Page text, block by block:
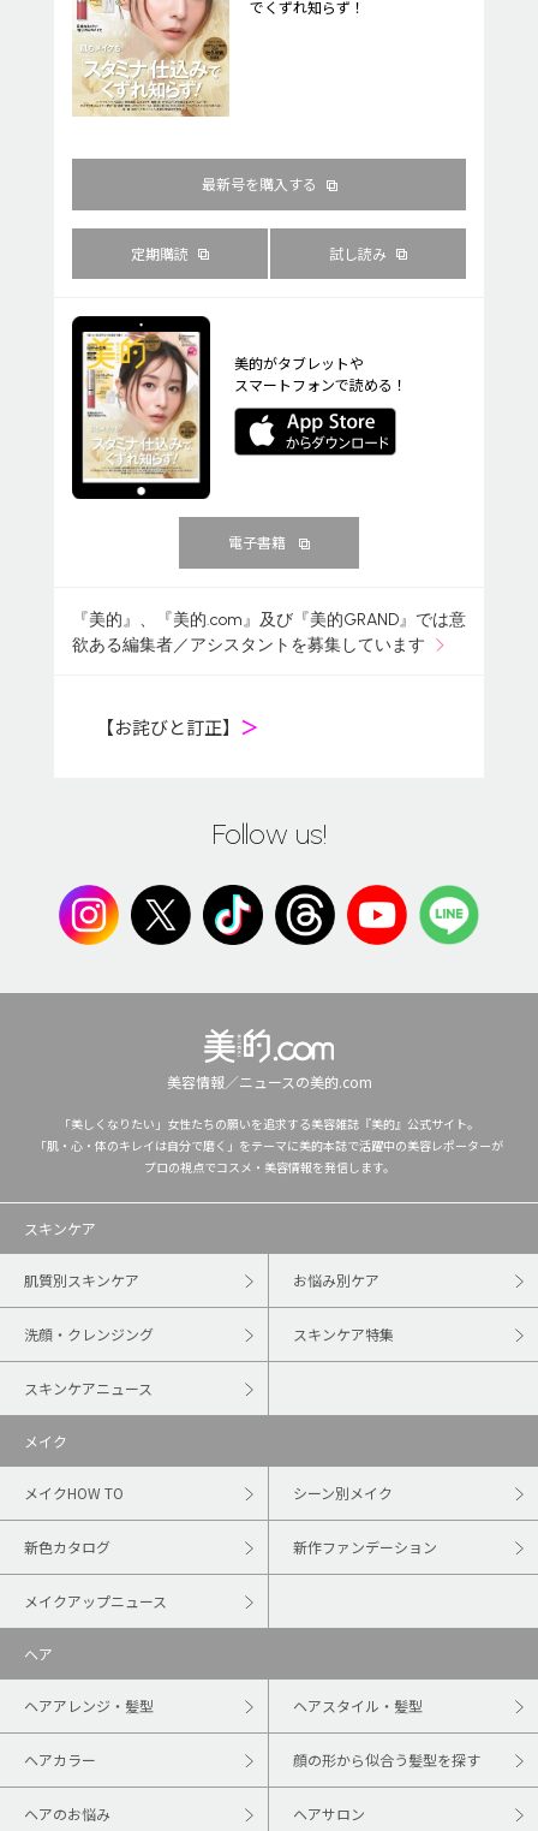
でくずれ知らず！
最新号を購入する
定期購読 試し読み
美的がタブレットや
スマートフォンで読める！
電子書籍
『美的』、『美的.com』及び『美的GRAND』では意
欲ある編集者／アシスタントを募集しています
【お詫びと訂正】 ＞
Follow us!
美容情報／ニュースの美的.com
「美しくなりたい」女性たちの願いを追求する美容雑誌『美的』公式サイト。
「肌・心・体のキレイは自分で磨く」をテーマに美的本誌で活躍中の美容レポーターが
プロの視点でコスメ・美容情報を発信します。
スキンケア
肌質別スキンケア お悩み別ケア
洗顔・クレンジング スキンケア特集
スキンケアニュース
メイク
メイクHOW TO シーン別メイク
新色カタログ 新作ファンデーション
メイクアップニュース
ヘア
ヘアアレンジ・髪型 ヘアスタイル・髪型
ヘアカラー 顔の形から似合う髪型を探す
ヘアのお悩み ヘアサロン